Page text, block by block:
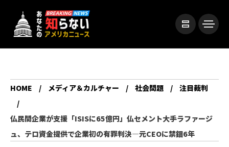
HOME メディア＆カルチャー 社会問題 注目裁判
仏民間企業が支援「ISISに65億円」仏セメント大手ラファージ
ュ、テロ資金提供で企業初の有罪判決―元CEOに禁錮6年